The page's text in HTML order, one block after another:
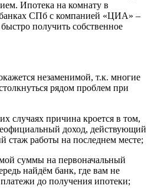
Ипотека на комнату в
СПб с компанией «ЦИА» –
получить собственное
незаменимой, т.к. многие
рядом проблем при
случаях причина кроется в том,
доход, действующий
стаж работы на последнем месте;
суммы на первоначальный
найдём банк, где вам не
платежи до получения ипотеки;